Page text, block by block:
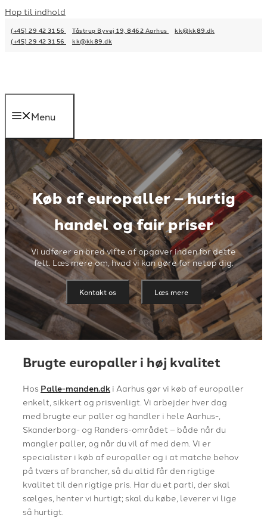
Hop til indhold
(+45) 29 42 31 56 Tåstrup Byvej 19, 8462 Aarhus
kk@kk89.dk
(+45) 29 42 31 56
kk@kk89.dk
Menu
Køb af europaller – hurtig
handel og fair priser
Vi udfører en bred vifte af opgaver inden for dette
felt. Læs mere om, hvad vi kan gøre for netop dig.
Kontakt os Læs mere
Brugte europaller i høj kvalitet
Hos Palle-manden.dk i Aarhus gør vi køb af europaller
enkelt, sikkert og prisvenligt. Vi arbejder hver dag
med brugte eur paller og handler i hele Aarhus-,
Skanderborg- og Randers-området – både når du
mangler paller, og når du vil af med dem. Vi er
specialister i køb af europaller og i at matche behov
på tværs af brancher, så du altid får den rigtige
kvalitet til den rigtige pris. Har du et parti, der skal
sælges, henter vi hurtigt; skal du købe, leverer vi lige
så hurtigt.